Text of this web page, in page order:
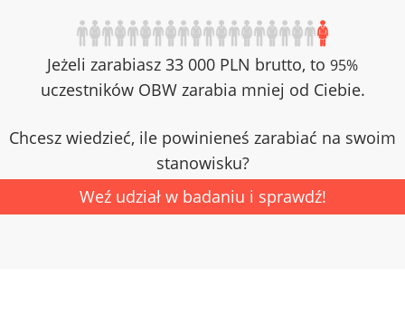
Jeżeli zarabiasz 33 000 PLN brutto, to 95%
uczestników OBW zarabia mniej od Ciebie.
Chcesz wiedzieć, ile powinieneś zarabiać na swoim
stanowisku?
Weź udział w badaniu i sprawdź!